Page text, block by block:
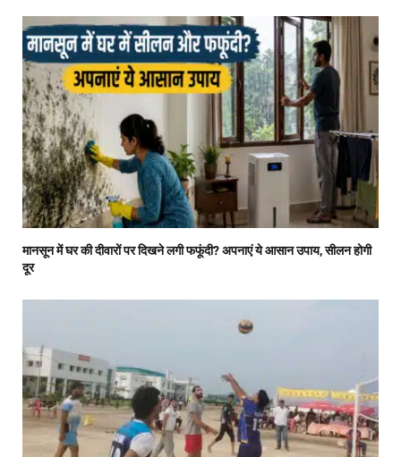
मानसून में घर की दीवारों पर दिखने लगी फफूंदी? अपनाएं ये आसान उपाय, सीलन होगी
दूर